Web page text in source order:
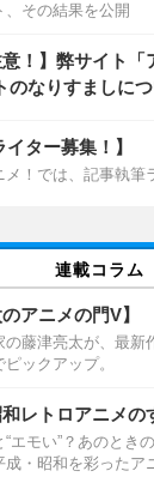
、その結果を公開
意！】弊サイト
のなりすましに
イター募集！】
メ！では、記事執筆
連載コラム
アニメの門V】
の藤津亮太が、最新
ックアップ。
和レトロアニメの
エモい”？あのとき
・昭和を彩ったア